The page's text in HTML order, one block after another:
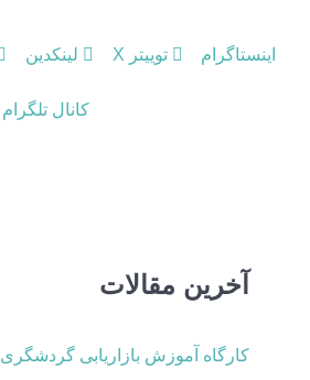
اینستاگرام توییتر X لینکدین
کانال تلگرام
آخرین مقالات
کارگاه آموزش بازاریابی گردشگری